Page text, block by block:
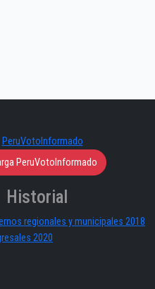
PeruVotoInformado
Historial
regionales y municipales 2018
2020